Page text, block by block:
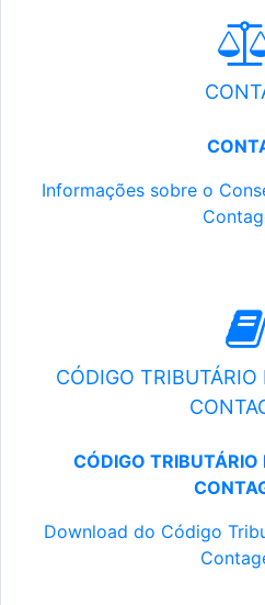
Informações sobre o
CÓDIGO
CÓDIGO TRIBUTÁRIO
Download do Código